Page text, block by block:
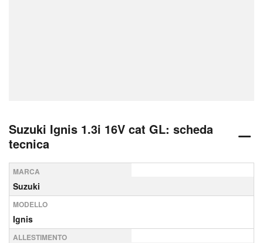
Suzuki Ignis 1.3i 16V cat GL: scheda
tecnica
MARCA
Suzuki
MODELLO
Ignis
ALLESTIMENTO